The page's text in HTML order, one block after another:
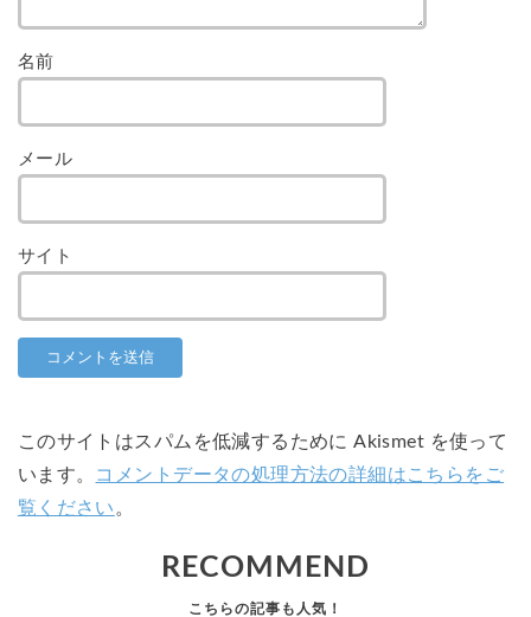
名前
メール
サイト
このサイトはスパムを低減するために Akismet を使って
います。 コメントデータの処理方法の詳細はこちらをご
覧ください 。
RECOMMEND